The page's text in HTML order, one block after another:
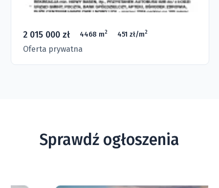
2 015 000 zł 4468 m2 451 zł/m2
Oferta prywatna
Sprawdź ogłoszenia